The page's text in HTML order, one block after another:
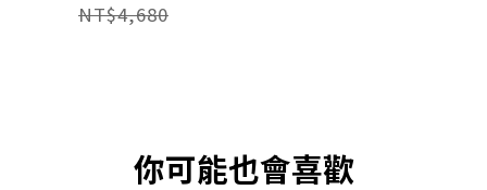
NT$4,680
你可能也會喜歡